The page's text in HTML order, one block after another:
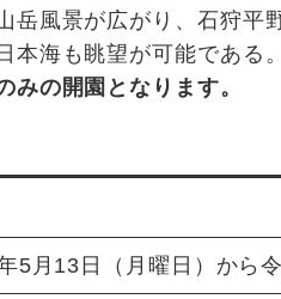
岳風景が広がり、石狩平
本海も眺望が可能である。
みの開園となります。
5月13日（月曜日）から